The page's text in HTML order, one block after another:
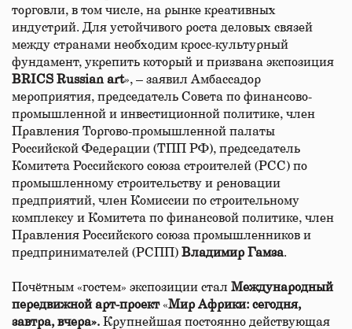
торговли, в том числе, на рынке креативных
индустрий. Для устойчивого роста деловых связей
между странами необходим кросс-культурный
фундамент, укрепить который и призвана экспозиция
BRICS Russian art», – заявил Амбассадор
мероприятия, председатель Совета по финансово-
промышленной и инвестиционной политике, член
Правления Торгово-промышленной палаты
Российской Федерации (ТПП РФ), председатель
Комитета Российского союза строителей (РСС) по
промышленному строительству и реновации
предприятий, член Комиссии по строительному
комплексу и Комитета по финансовой политике, член
Правления Российского союза промышленников и
предпринимателей (РСПП) Владимир Гамза.
Почётным «гостем» экспозиции стал Международный
передвижной арт-проект«Мир Африки: сегодня,
завтра, вчера». Крупнейшая постоянно действующая